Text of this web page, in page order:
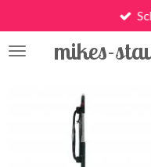
Hauptinhalt
springenmikes-